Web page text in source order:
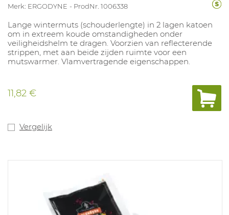
Merk: ERGODYNE ProdNr. 1006338
Lange wintermuts (schouderlengte) in 2 lagen katoen
om in extreem koude omstandigheden onder
veiligheidshelm te dragen. Voorzien van reflecterende
strippen, met aan beide zijden ruimte voor een
mutswarmer. Vlamvertragende eigenschappen.
11,82 €
Vergelijk